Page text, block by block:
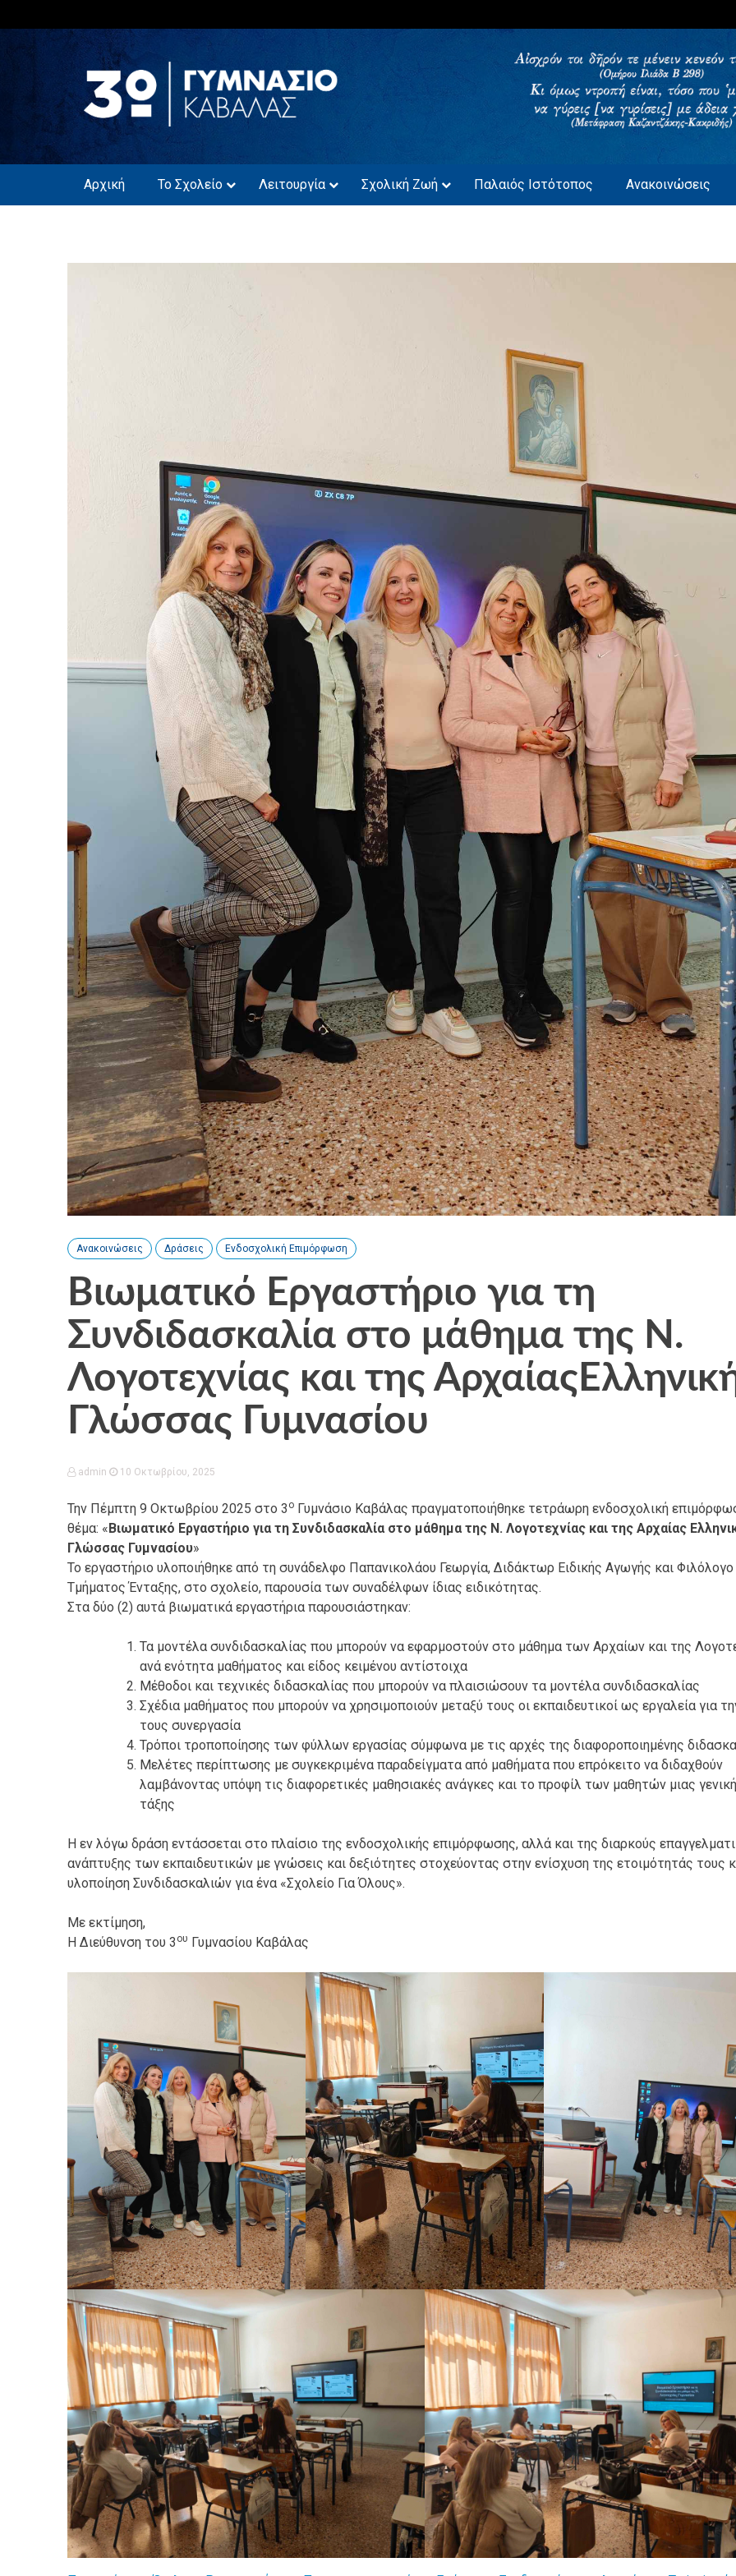
to
content
3ο ΓΥΜΝΑΣΙΟ ΚΑΒΑΛΑΣ
Αρχική Το Σχολείο Λειτουργία Σχολική Ζωή Παλαιός Ιστότοπος Ανακοινώσεις
Ανακοινώσεις Δράσεις Ενδοσχολική Επιμόρφωση
Βιωματικό Εργαστήριο για τη
Συνδιδασκαλία στο μάθημα της Ν.
Λογοτεχνίας και της
Γλώσσας Γυμνασίου
admin 10 Οκτωβρίου, 2025
Την Πέμπτη 9 Οκτωβρίου 2025 στο 3 ο Γυμνάσιο Καβάλας πραγματοποιήθηκε τετράωρη ενδοσχολική
θέμα: «Βιωματικό Εργαστήριο για τη Συνδιδασκαλία στο μάθημα της Ν. Λογοτεχνίας και της Αρχαίας
Γλώσσας Γυμνασίου»
Το εργαστήριο υλοποιήθηκε από τη συνάδελφο Παπανικολάου Γεωργία, Διδάκτωρ Ειδικής Αγωγής και
Τμήματος Ένταξης, στο σχολείο, παρουσία των συναδέλφων ίδιας ειδικότητας.
Στα δύο (2) αυτά βιωματικά εργαστήρια παρουσιάστηκαν:
Τα μοντέλα συνδιδασκαλίας που μπορούν να εφαρμοστούν στο μάθημα των Αρχαίων και της
ανά ενότητα μαθήματος και είδος κειμένου αντίστοιχα
Μέθοδοι και τεχνικές διδασκαλίας που μπορούν να πλαισιώσουν τα μοντέλα συνδιδασκαλίας
Σχέδια μαθήματος που μπορούν να χρησιμοποιούν μεταξύ τους οι εκπαιδευτικοί ως εργαλεία για
τους συνεργασία
Τρόποι τροποποίησης των φύλλων εργασίας σύμφωνα με τις αρχές της διαφοροποιημένης
Μελέτες περίπτωσης με συγκεκριμένα παραδείγματα από μαθήματα που επρόκειτο να διδαχθούν
λαμβάνοντας υπόψη τις διαφορετικές μαθησιακές ανάγκες και το προφίλ των μαθητών μιας
τάξης
Η εν λόγω δράση εντάσσεται στο πλαίσιο της ενδοσχολικής επιμόρφωσης, αλλά και της διαρκούς
ανάπτυξης των εκπαιδευτικών με γνώσεις και δεξιότητες στοχεύοντας στην ενίσχυση της ετοιμότητάς τους
υλοποίηση Συνδιδασκαλιών για ένα «Σχολείο Για Όλους».
Με εκτίμηση,
Η Διεύθυνση του 3 ου Γυμνασίου Καβάλας